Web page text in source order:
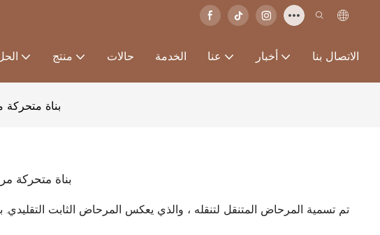
منتج حالات الخدمة عنا أخبار الاتصال بنا
بناة
بناة متحركة
تم تسمية المرحاض المتنقل لتنقله ، والذي يعكس المرحاض الثابت التقليدي.